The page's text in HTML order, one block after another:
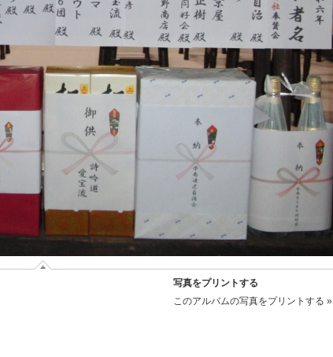
写真をプリントする
このアルバムの写真をプリントする »